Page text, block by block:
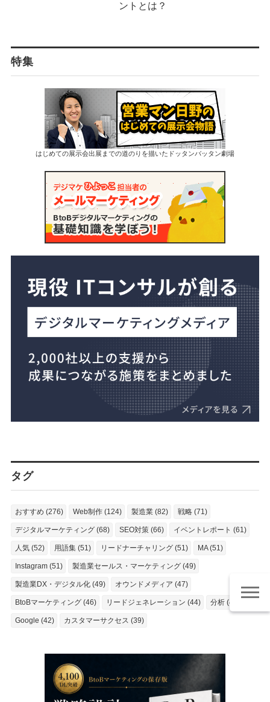
ントとは？
特集
はじめての展示会出展までの道のりを描いたドッタンバッタン劇場
タグ
おすすめ (276) Web制作 (124) 製造業 (82) 戦略 (71)
デジタルマーケティング (68) SEO対策 (66) イベントレポート (61)
人気 (52) 用語集 (51) リードナーチャリング (51) MA (51)
Instagram (51) 製造業セールス・マーケティング (49)
製造業DX・デジタル化 (49) オウンドメディア (47)
BtoBマーケティング (46) リードジェネレーション (44) 分析 (43)
Google (42) カスタマーサクセス (39)